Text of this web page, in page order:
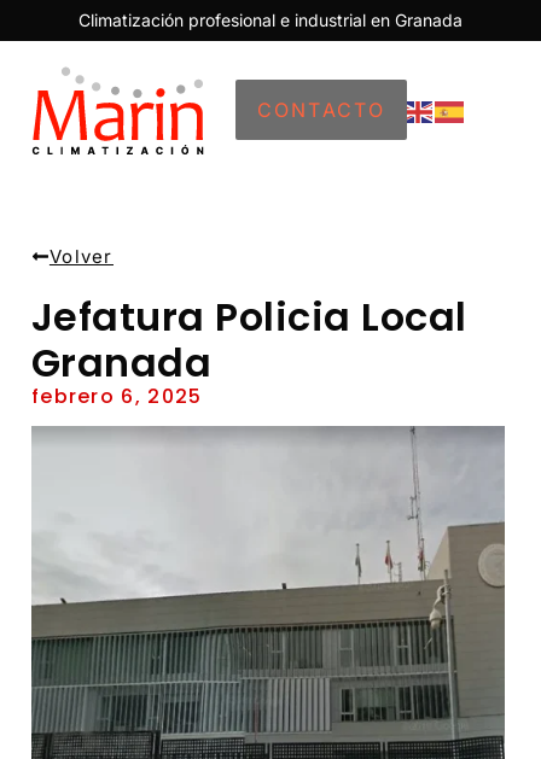
Climatización profesional e industrial en Granada
CONTACTO
Volver
Jefatura Policia Local
Granada
febrero 6, 2025